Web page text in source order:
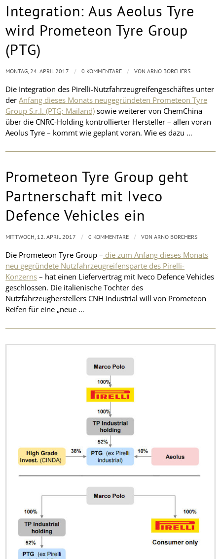
Integration: Aus Aeolus Tyre
wird Prometeon Tyre Group
(PTG)
Die Integration des Pirelli-Nutzfahrzeugreifengeschäftes unter
derAnfang dieses Monats neugegründeten Prometeon Tyre
Group S.r.l. (PTG; Mailand) sowie weiterer von ChemChina
über die CNRC-Holding kontrollierter Hersteller – allen voran
Aeolus Tyre – kommt wie geplant voran. Wie es dazu …
MONTAG, 24. APRIL 2017 / 0 KOMMENTARE / VONARNO BORCHERS
Prometeon Tyre Group geht
Partnerschaft mit Iveco
Defence Vehicles ein
Die Prometeon Tyre Group – die zum Anfang dieses Monats
neu gegründete Nutzfahrzeugreifensparte des Pirelli-
Konzerns – hat einen Liefervertrag mit Iveco Defence Vehicles
geschlossen. Die italienische Tochter des
Nutzfahrzeugherstellers CNH Industrial will von Prometeon
Reifen für eine „neue …
MITTWOCH, 12. APRIL 2017 / 0 KOMMENTARE / VONARNO BORCHERS